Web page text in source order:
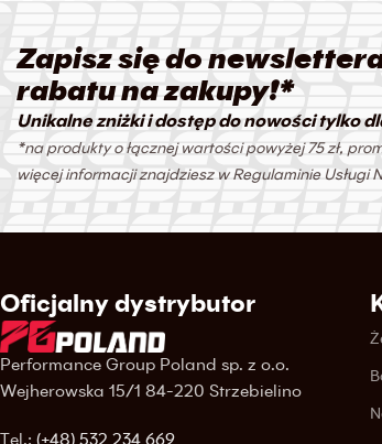
Zapisz się do
rabatu na zakupy!*
Unikalne zniżki i dostęp do nowości tylko
*na produkty o łącznej wartości powyżej 75 zł,
więcej informacji znajdziesz w Regulaminie Usługi
Oficjalny dystrybutor
Performance Group Poland sp. z o.o.
Wejherowska 15/1 84-220 Strzebielino
Tel.: (+48) 532 234 669